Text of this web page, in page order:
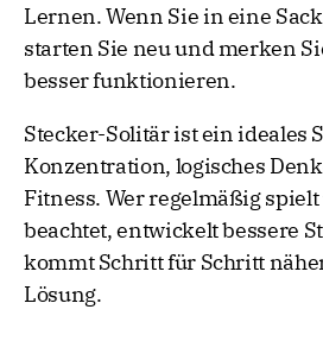
Lernen. Wenn Sie in eine
starten Sie neu und merken
besser funktionieren.
Stecker-Solitär ist ein ideales
Konzentration, logisches
Fitness. Wer regelmäßig
beachtet, entwickelt bessere
kommt Schritt für Schritt
Lösung.